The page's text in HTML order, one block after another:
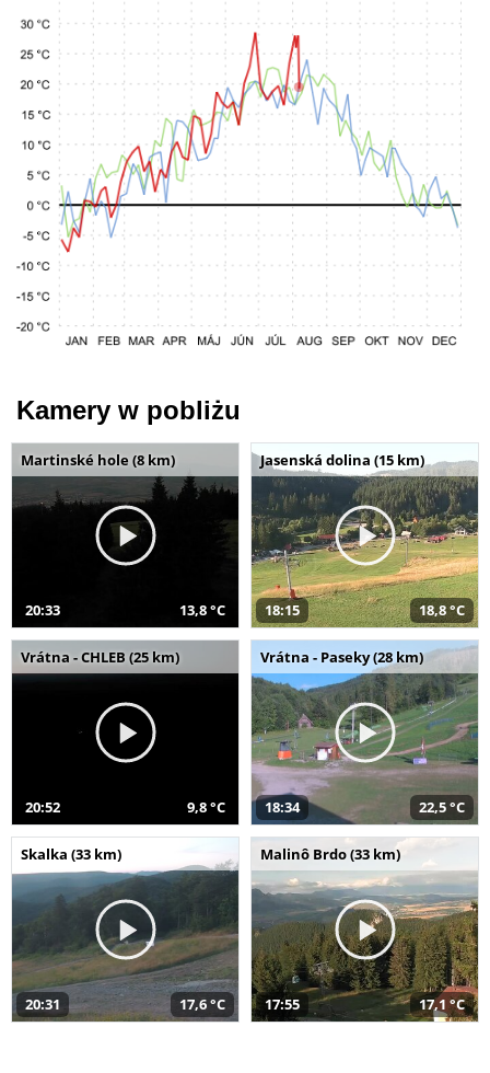
Kamery w pobliżu
Martinské hole (8 km)
20:33 13,8 °C
Jasenská dolina (15 km)
18:15 18,8 °C
Vrátna - CHLEB (25 km)
20:52 9,8 °C
Vrátna - Paseky (28 km)
18:34 22,5 °C
Skalka (33 km)
20:31 17,6 °C
Malinô Brdo (33 km)
17:55 17,1 °C